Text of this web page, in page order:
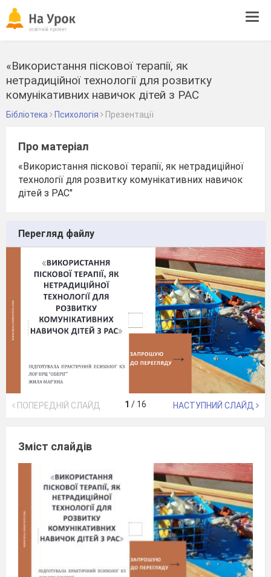
«Використання піскової терапії, як
нетрадиційної технології для розвитку
комунікативних навичок дітей з РАС
Бібліотека Психологія Презентації
Про матеріал
«Використання піскової терапії, як нетрадиційної
технології для розвитку комунікативних навичок
дітей з РАС"
Перегляд файлу
ПОПЕРЕДНІЙ СЛАЙД 1 / 16 НАСТУПНИЙ СЛАЙД
Зміст слайдів